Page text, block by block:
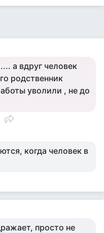
а вдруг человек
родственник
уволили , не до
когда человек в
просто не